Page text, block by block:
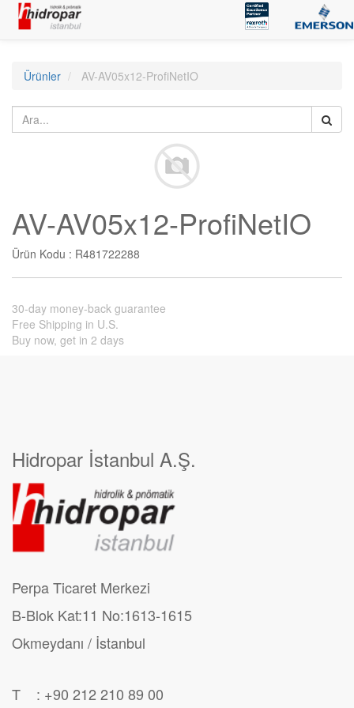
Ürünler AV-AV05x12-ProfiNetIO
AV-AV05x12-ProfiNetIO
Ürün Kodu : R481722288
30-day money-back guarantee
Free Shipping in U.S.
Buy now, get in 2 days
Hidropar İstanbul A.Ş.
Perpa Ticaret Merkezi
B-Blok Kat:11 No:1613-1615
Okmeydanı / İstanbul
T : +90 212 210 89 00